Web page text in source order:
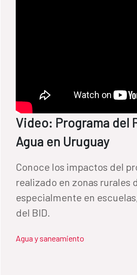
Video: Programa del
Agua en Uruguay
​Conoce los impactos del
realizado en zonas rurales
especialmente en
del BID.
Agua y saneamiento